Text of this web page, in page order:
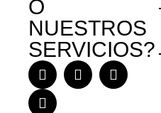
O
NUESTROS
SERVICIOS?